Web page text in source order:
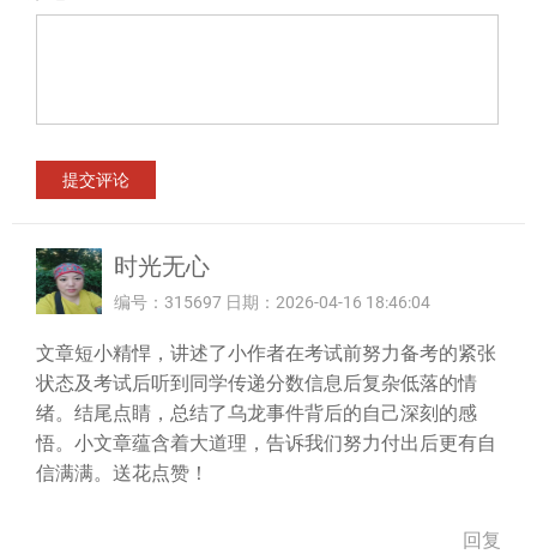
时光无心
编号：315697 日期：2026-04-16 18:46:04
文章短小精悍，讲述了小作者在考试前努力备考的紧张
状态及考试后听到同学传递分数信息后复杂低落的情
绪。结尾点睛，总结了乌龙事件背后的自己深刻的感
悟。小文章蕴含着大道理，告诉我们努力付出后更有自
信满满。送花点赞！
回复